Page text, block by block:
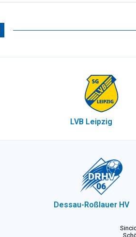
LVB Leipzig
Dessau-Roßlauer HV